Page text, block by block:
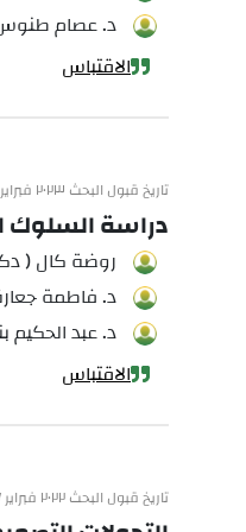
د. عصام
الاقتباس
تاريخ قبول البحث ٢٠٢٣ فبراير ١٩
دراسة السلوك
روضة كال (
د. فاطمة
د. عبد الحكيم
الاقتباس
تاريخ قبول البحث ٢٠٢٢ فبراير ٢٧